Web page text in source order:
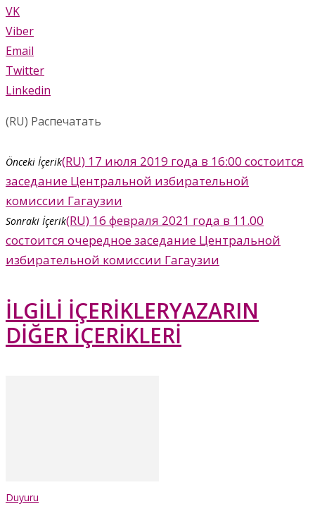
VK
Viber
Email
Twitter
Linkedin
(RU) Распечатать
Önceki İçerik(RU) 17 июля 2019 года в 16:00 состоится
заседание Центральной избирательной
комиссии Гагаузии
Sonraki İçerik(RU) 16 февраля 2021 года в 11.00
состоится очередное заседание Центральной
избирательной комиссии Гагаузии
İLGİLİ İÇERİKLERYAZARIN
DİĞER İÇERİKLERİ
Duyuru